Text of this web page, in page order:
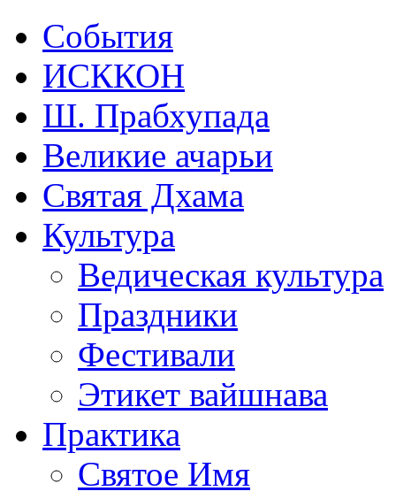
События
ИСККОН
Ш. Прабхупада
Великие ачарьи
Святая Дхама
Культура
Ведическая культура
Праздники
Фестивали
Этикет вайшнава
Практика
Святое Имя